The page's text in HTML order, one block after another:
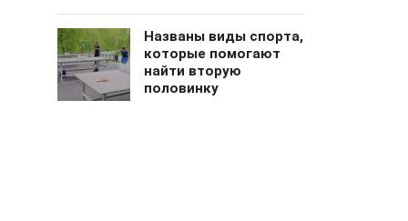
Названы виды спорта,
которые помогают
найти вторую
половинку